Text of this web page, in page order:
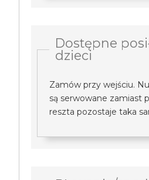
Dostępne
dzieci
Zamów przy wejściu.
są serwowane zamiast
reszta pozostaje taka